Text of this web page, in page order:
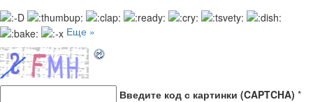
Еще »
Введите код с картинки (CAPTCHA) *